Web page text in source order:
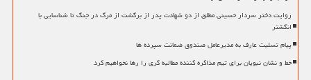
روایت دختر سردار حسینی مطلق از دو شهادت پدر از برگشت از مرگ در جنگ تا شناسایی با
انگشتر
پیام تسلیت عارف به مدیرعامل صندوق ضمانت سپرده ها
خط و نشان نبویان برای تیم مذاکره کننده مطالبه گری را رها نخواهیم کرد